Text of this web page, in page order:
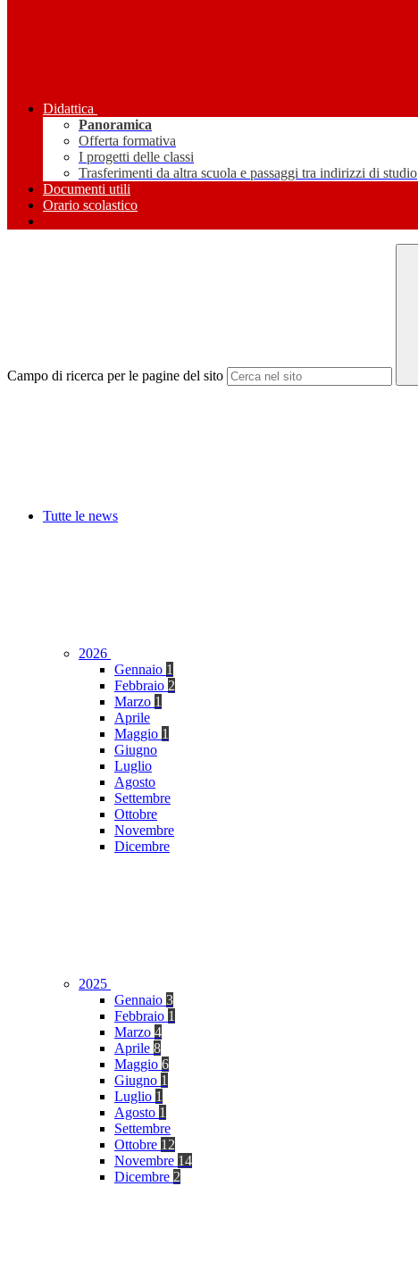
Didattica
Panoramica
Offerta formativa
I progetti delle classi
Trasferimenti da altra scuola e passaggi tra indirizzi di studio
Documenti utili
Orario scolastico
Campo di ricerca per le pagine del sito
Tutte le news
2026
Gennaio 1
Febbraio 2
Marzo 1
Aprile
Maggio 1
Giugno
Luglio
Agosto
Settembre
Ottobre
Novembre
Dicembre
2025
Gennaio 3
Febbraio 1
Marzo 4
Aprile 8
Maggio 6
Giugno 1
Luglio 1
Agosto 1
Settembre
Ottobre 12
Novembre 14
Dicembre 2